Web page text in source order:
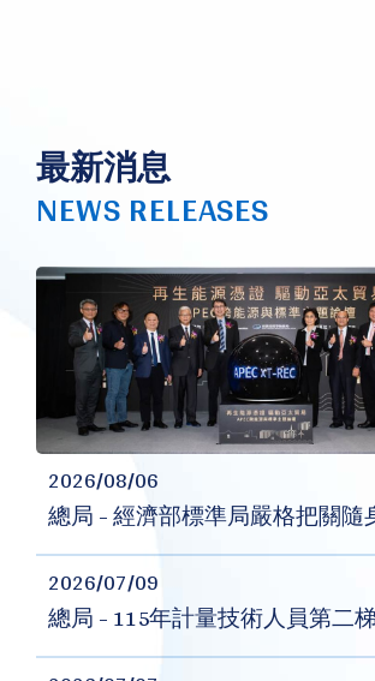
最新消息
NEWS RELEASES
2026/08/06
2026/07/09